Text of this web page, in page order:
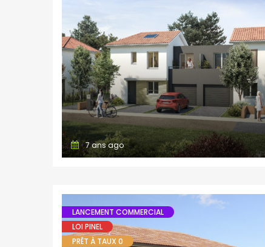
7 ans ago
LANCEMENT COMMERCIAL
LOI PINEL
PRÊT À TAUX 0